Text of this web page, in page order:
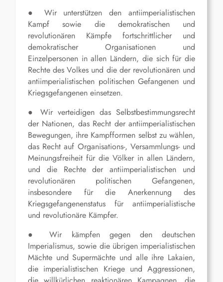
● Wir unterstützen den antiimperialistischen
Kampf sowie die demokratischen und
revolutionären Kämpfe fortschrittlicher und
demokratischer Organisationen und
Einzelpersonen in allen Ländern, die sich für die
Rechte des Volkes und die der revolutionären und
antiimperialistischen politischen Gefangenen und
Kriegsgefangenen einsetzen.
● Wir verteidigen das Selbstbestimmungsrecht
der Nationen, das Recht der antiimperialistischen
Bewegungen, ihre Kampfformen selbst zu wählen,
das Recht auf Organisations-, Versammlungs- und
Meinungsfreiheit für die Völker in allen Ländern,
und die Rechte der antiimperialistischen und
revolutionären politischen Gefangenen,
insbesondere für die Anerkennung des
Kriegsgefangenenstatus für antiimperialistische
und revolutionäre Kämpfer.
● Wir kämpfen gegen den deutschen
Imperialismus, sowie die übrigen imperialistischen
Mächte und Supermächte und alle ihre Lakaien,
die imperialistischen Kriege und Aggressionen,